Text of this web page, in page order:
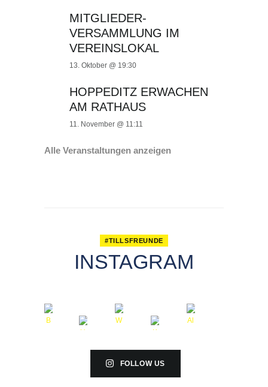
MITGLIEDER-
VERSAMMLUNG IM
VEREINSLOKAL
13. Oktober @ 19:30
HOPPEDITZ ERWACHEN
AM RATHAUS
11. November @ 11:11
Alle Veranstaltungen anzeigen
#TILLSFREUNDE
INSTAGRAM
FOLLOW US